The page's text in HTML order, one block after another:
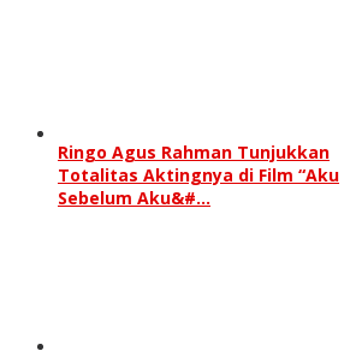
Ringo Agus Rahman Tunjukkan
Totalitas Aktingnya di Film “Aku
Sebelum Aku&#…